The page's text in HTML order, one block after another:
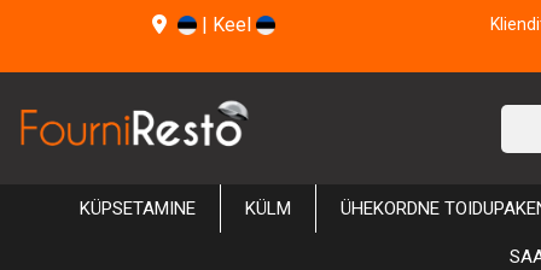
| Keel
KÜPSETAMINE KÜLM ÜHEKORDNE